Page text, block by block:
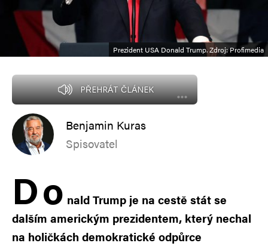
Prezident USA Donald Trump. Zdroj: Profimedia
PŘEHRÁT ČLÁNEK
Benjamin Kuras
Spisovatel
Do nald Trump je na cestě stát se
dalším americkým prezidentem, který nechal
na holičkách demokratické odpůrce